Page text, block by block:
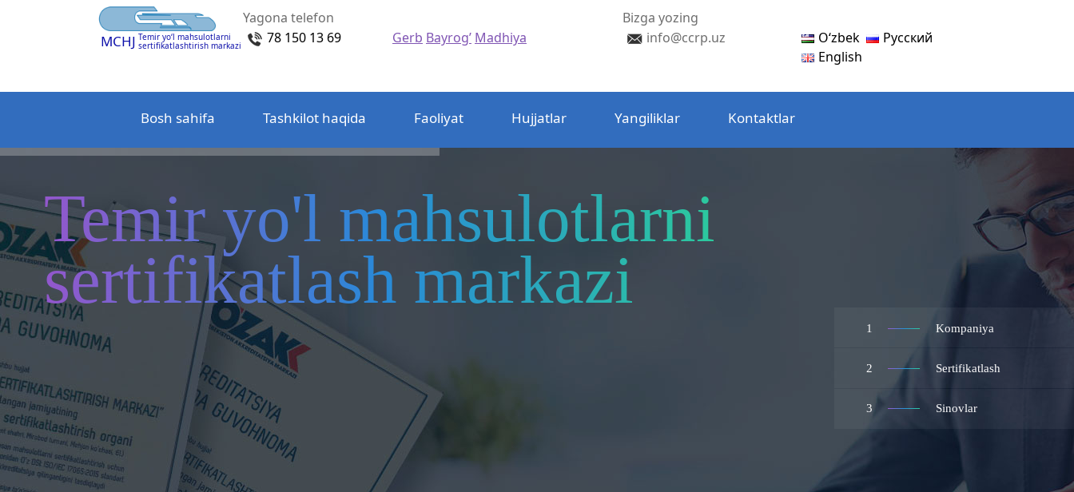
MCHJ Temir yo‘l mahsulotlarni
sertifikatlashtirish markazi
Yagona telefon
78 150 13 69
Gerb Bayrog’ Madhiya
Bizga yozing
info@ccrp.uz
Oʻzbek
Русский
English
Bosh sahifa Tashkilot haqida Faoliyat Hujjatlar Yangiliklar Kontaktlar
1 Kompaniya
2 Sertifikatlash
3 Sinovlar
Temir yo'l mahsulotlarni
sertifikatlash markazi